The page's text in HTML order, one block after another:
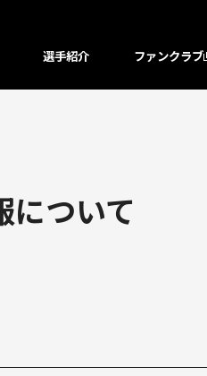
選手紹介 ファンクラブ
について